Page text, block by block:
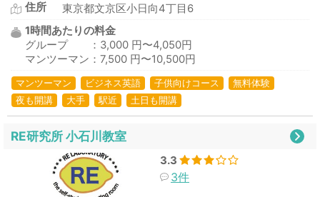
住所
東京都文京区小日向4丁目6
1時間あたりの料金
グループ ：3,000 円〜4,050円
マンツーマン：7,500 円〜10,500円
マンツーマン ビジネス英語 子供向けコース
無料体験
夜も開講
大手 駅近 土日も開講
RE研究所 小石川教室
3.3
3件